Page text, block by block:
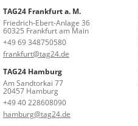
TAG24 Frankfurt a. M.
Friedrich-Ebert-Anlage 36
60325 Frankfurt am Main
+49 69 348750580
frankfurt@tag24.de
TAG24 Hamburg
Am Sandtorkai 77
20457 Hamburg
+49 40 228608090
hamburg@tag24.de